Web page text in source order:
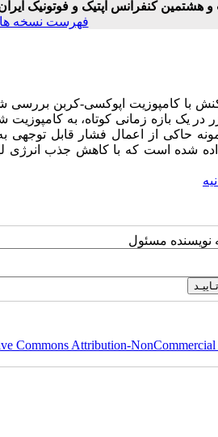
فهرست نسخه ها
با کامپوزیت اپوکسی-کربن
یک بازه زمانی کوتاه، به
حاکی از اعمال فشار قابل
شده است که با کاهش جذب انرژی
نویسنده مسئول
Commons Attribution-